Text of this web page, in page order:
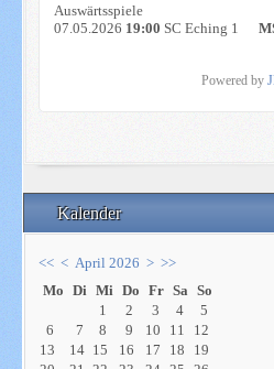
Kalender
<< < April 2026 > >>
Mo Di Mi Do Fr Sa So
1
2 3 4
5
6
7 8 9 10 11
12
13
14 15 16 17 18
19
Auswärtsspiele
07.05.2026 19:00 SC Eching 1
Powered by